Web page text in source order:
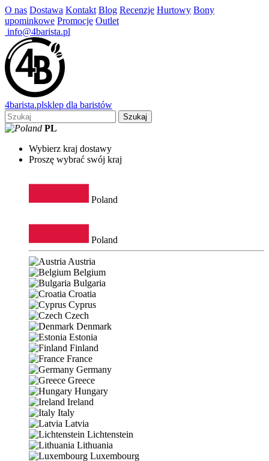
O nas Dostawa Kontakt Blog Recenzje Hurtowy Bony
upominkowe Promocje Outlet
info@4barista.pl
4barista.plsklep dla baristów
Szukaj
PL
Wybierz kraj dostawy
Proszę wybrać swój kraj
Poland
Poland
Austria
Belgium
Bulgaria
Croatia
Cyprus
Czech
Denmark
Estonia
Finland
France
Germany
Greece
Hungary
Ireland
Italy
Latvia
Lichtenstein
Lithuania
Luxembourg